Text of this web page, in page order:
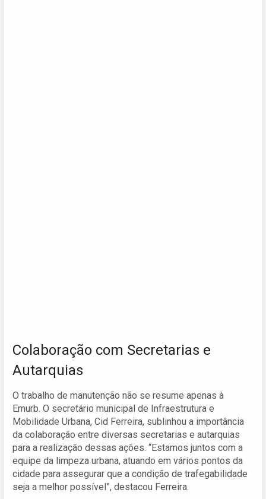
Colaboração com Secretarias e
Autarquias
O trabalho de manutenção não se resume apenas à
Emurb. O secretário municipal de Infraestrutura e
Mobilidade Urbana, Cid Ferreira, sublinhou a importância
da colaboração entre diversas secretarias e autarquias
para a realização dessas ações. “Estamos juntos com a
equipe da limpeza urbana, atuando em vários pontos da
cidade para assegurar que a condição de trafegabilidade
seja a melhor possível”, destacou Ferreira.